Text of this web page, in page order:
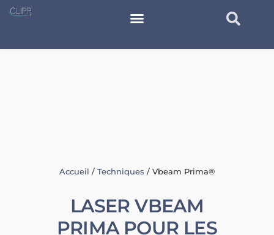
Accueil / Techniques / Vbeam Prima®
LASER VBEAM
PRIMA POUR LES